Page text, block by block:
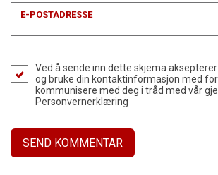
E-POSTADRESSE
Ved å sende inn dette skjema
og bruke din kontaktinformasjon med
kommunisere med deg i tråd med vår
Personvernerklæring